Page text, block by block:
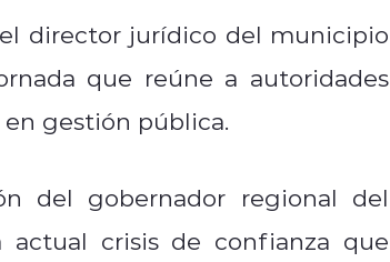
director jurídico del municipio
que reúne a autoridades
gestión pública.
del gobernador regional del
crisis de confianza que